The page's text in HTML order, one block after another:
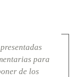
para
de los